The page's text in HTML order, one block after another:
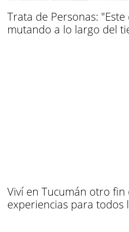
Trata de Personas:
mutando a lo largo del
Viví en Tucumán otro fin
experiencias para todos